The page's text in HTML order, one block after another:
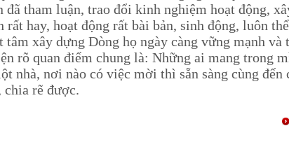
tham luận, trao đổi kinh nghiệm hoạt động,
hay, hoạt động rất bài bản, sinh động, luôn
xây dựng Dòng họ ngày càng vững mạnh và
rõ quan điểm chung là: Những ai mang trong
nhà, nơi nào có việc mời thì sẵn sàng cùng đến
chia rẽ được.